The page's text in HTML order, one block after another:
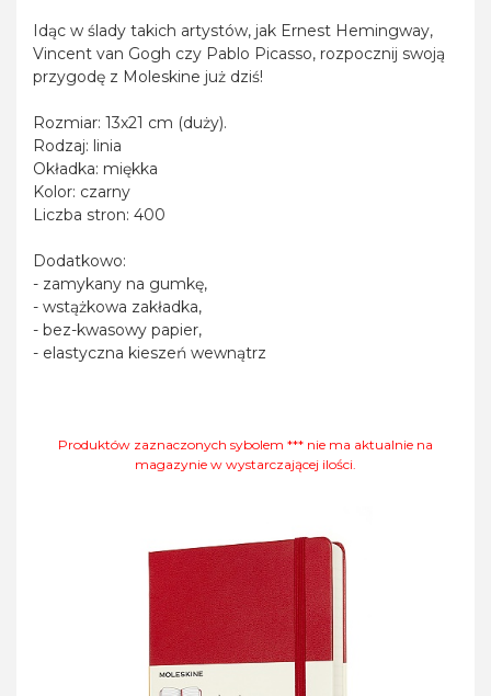
Idąc w ślady takich artystów, jak Ernest Hemingway,
Vincent van Gogh czy Pablo Picasso, rozpocznij swoją
przygodę z Moleskine już dziś!
Rozmiar: 13x21 cm (duży).
Rodzaj: linia
Okładka: miękka
Kolor: czarny
Liczba stron: 400
Dodatkowo:
- zamykany na gumkę,
- wstążkowa zakładka,
- bez-kwasowy papier,
- elastyczna kieszeń wewnątrz
Produktów zaznaczonych sybolem *** nie ma aktualnie na
magazynie w wystarczającej ilości.